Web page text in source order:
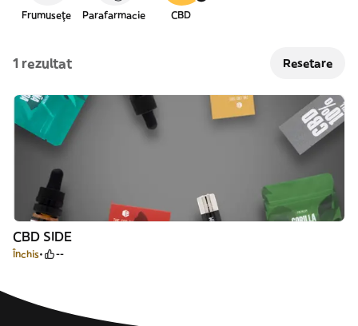
Frumusețe Parafarmacie CBD
1 rezultat Resetare
CBD SIDE
Închis --